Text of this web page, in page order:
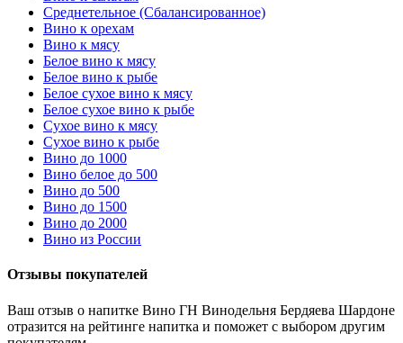
Среднетельное (Сбалансированное)
Вино к орехам
Вино к мясу
Белое вино к мясу
Белое вино к рыбе
Белое сухое вино к мясу
Белое сухое вино к рыбе
Сухое вино к мясу
Сухое вино к рыбе
Вино до 1000
Вино белое до 500
Вино до 500
Вино до 1500
Вино до 2000
Вино из России
Отзывы покупателей
Ваш отзыв о напитке Вино ГН Винодельня Бердяева Шардоне
отразится на рейтинге напитка и поможет с выбором другим